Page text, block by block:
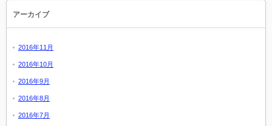
アーカイブ
2016年11月
2016年10月
2016年9月
2016年8月
2016年7月